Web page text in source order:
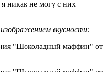
я никак не могу с них
вкусности: